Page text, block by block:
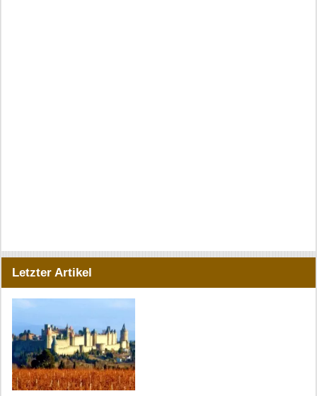
Letzter Artikel